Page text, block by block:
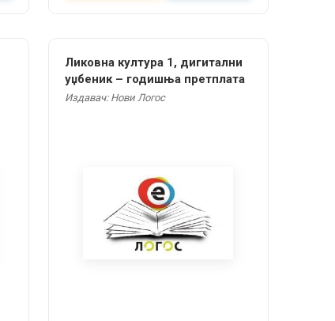
Ликовна култура 1, дигитални
уџбеник – годишња претплата
Издавач: Нови Логос